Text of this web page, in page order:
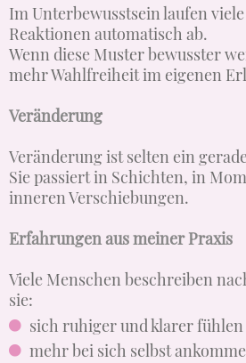
Im Unterbewusstsein laufen
Reaktionen automatisch ab.
Wenn diese Muster bewusster
mehr Wahlfreiheit im eigenen
Veränderung
Veränderung ist selten ein
Sie passiert in Schichten, in
inneren Verschiebungen.
Erfahrungen aus meiner Praxis
Viele Menschen beschreiben
sie:
sich ruhiger und klarer fühlen
mehr bei sich selbst